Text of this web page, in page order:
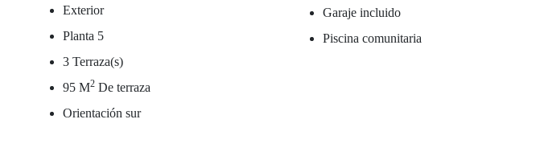
Exterior
Planta 5
3 Terraza(s)
95 M2 De terraza
Orientación sur
Garaje incluido
Piscina comunitaria